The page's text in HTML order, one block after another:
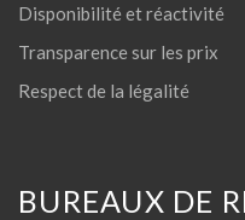
Disponibilité et réactivité
Transparence sur les prix
Respect de la légalité
BUREAUX DE